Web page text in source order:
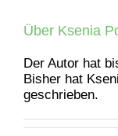
Über Ksenia
Der Autor hat
Bisher hat
geschrieben.